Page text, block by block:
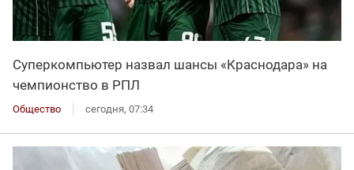
Суперкомпьютер назвал шансы «Краснодара» на
чемпионство в РПЛ
Общество сегодня, 07:34